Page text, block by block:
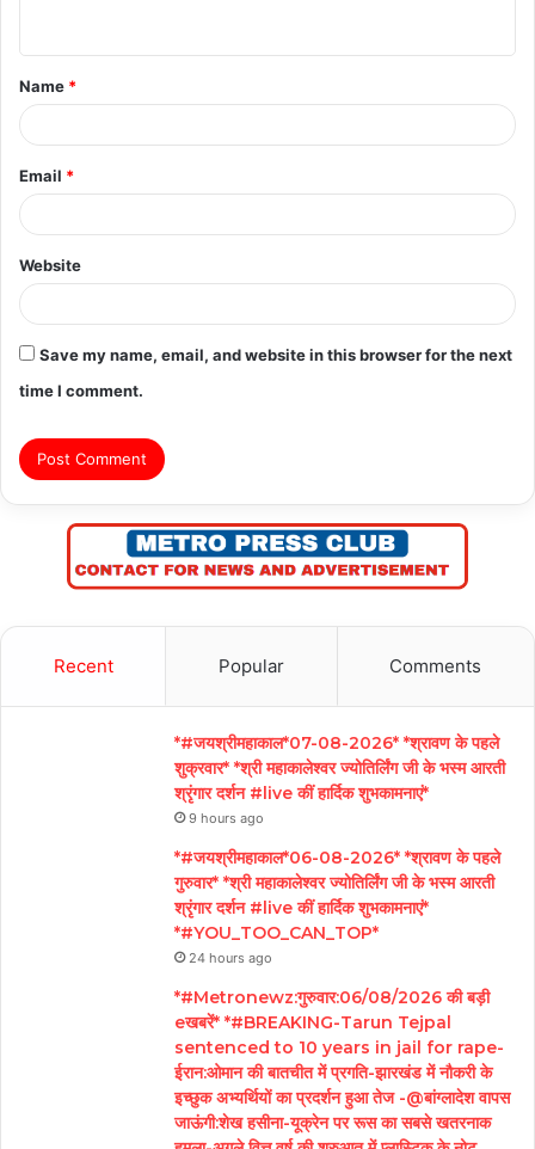
t
*
Name *
Email *
Website
Save my name, email, and website in this browser for the next
time I comment.
Recent Popular Comments
*#जयश्रीमहाकाल*07-08-2026* *श्रावण के पहले
शुक्रवार* *श्री महाकालेश्वर ज्योतिर्लिंग जी के भस्म आरती
श्रृंगार दर्शन #live कीं हार्दिक शुभकामनाएं*
9 hours ago
*#जयश्रीमहाकाल*06-08-2026* *श्रावण के पहले
गुरुवार* *श्री महाकालेश्वर ज्योतिर्लिंग जी के भस्म आरती
श्रृंगार दर्शन #live कीं हार्दिक शुभकामनाएं*
*#YOU_TOO_CAN_TOP*
24 hours ago
*#Metronewz:गुरुवार:06/08/2026 की बड़ी
eखबरें* *#BREAKING-Tarun Tejpal
sentenced to 10 years in jail for rape-
ईरान:ओमान की बातचीत में प्रगति-झारखंड में नौकरी के
इच्छुक अभ्यर्थियों का प्रदर्शन हुआ तेज -@बांग्लादेश वापस
जाऊंगी:शेख हसीना-यूक्रेन पर रूस का सबसे खतरनाक